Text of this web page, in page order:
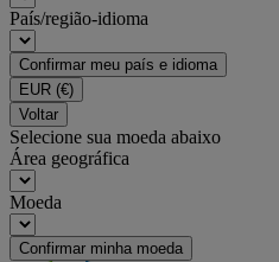
País/região-idioma
Confirmar meu país e idioma
EUR (€)
Voltar
Selecione sua moeda abaixo
Área geográfica
Moeda
Confirmar minha moeda